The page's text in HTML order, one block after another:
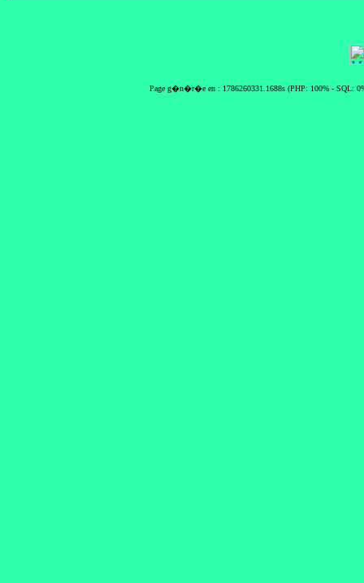
Page g�n�r�e en : 1786260331.1688s (PHP: 100% - SQL: